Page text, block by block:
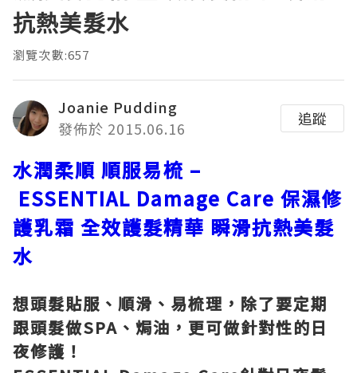
抗熱美髮水
瀏覽次數:657
Joanie Pudding
發佈於 2015.06.16
追蹤
水潤柔順 順服易梳 –
ESSENTIAL Damage Care 保濕修
護乳霜 全效護髮精華 瞬滑抗熱美髮
水
想頭髮貼服、順滑、易梳理，除了要定期
跟頭髮做SPA 、焗油，更可做針對性的日
夜修護！